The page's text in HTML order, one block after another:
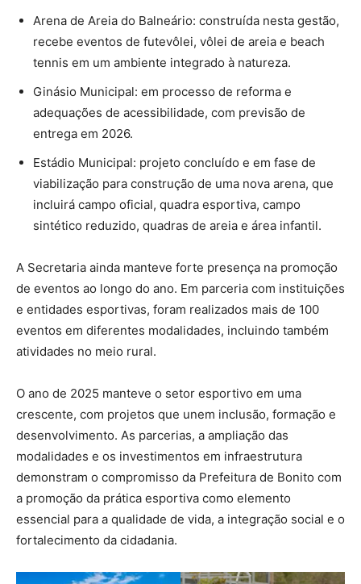
Arena de Areia do Balneário: construída nesta gestão,
recebe eventos de futevôlei, vôlei de areia e beach
tennis em um ambiente integrado à natureza.
Ginásio Municipal: em processo de reforma e
adequações de acessibilidade, com previsão de
entrega em 2026.
Estádio Municipal: projeto concluído e em fase de
viabilização para construção de uma nova arena, que
incluirá campo oficial, quadra esportiva, campo
sintético reduzido, quadras de areia e área infantil.
A Secretaria ainda manteve forte presença na promoção
de eventos ao longo do ano. Em parceria com instituições
e entidades esportivas, foram realizados mais de 100
eventos em diferentes modalidades, incluindo também
atividades no meio rural.
O ano de 2025 manteve o setor esportivo em uma
crescente, com projetos que unem inclusão, formação e
desenvolvimento. As parcerias, a ampliação das
modalidades e os investimentos em infraestrutura
demonstram o compromisso da Prefeitura de Bonito com
a promoção da prática esportiva como elemento
essencial para a qualidade de vida, a integração social e o
fortalecimento da cidadania.